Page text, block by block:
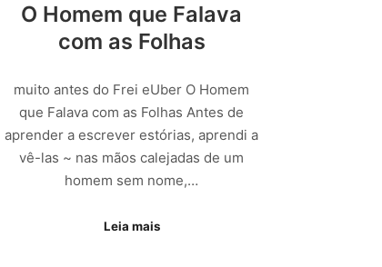
O Homem que Falava
com as Folhas
muito antes do Frei eUber O Homem
que Falava com as Folhas Antes de
aprender a escrever estórias, aprendi a
vê-las ~ nas mãos calejadas de um
homem sem nome,…
Leia mais